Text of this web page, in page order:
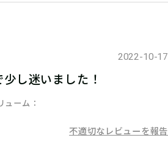
2022-10-17
し迷いました！
ューム
不適切なレビューを報告